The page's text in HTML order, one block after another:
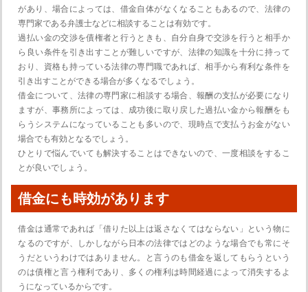
があり、場合によっては、借金自体がなくなることもあるので、法律の
専門家である弁護士などに相談することは有効です。
過払い金の交渉を債権者と行うときも、自分自身で交渉を行うと相手か
ら良い条件を引き出すことが難しいですが、法律の知識を十分に持って
おり、資格も持っている法律の専門職であれば、相手から有利な条件を
引き出すことができる場合が多くなるでしょう。
借金について、法律の専門家に相談する場合、報酬の支払が必要になり
ますが、事務所によっては、成功後に取り戻した過払い金から報酬をも
らうシステムになっていることも多いので、現時点で支払うお金がない
場合でも有効となるでしょう。
ひとりで悩んでいても解決することはできないので、一度相談をするこ
とが良いでしょう。
借金にも時効があります
借金は通常であれば「借りた以上は返さなくてはならない」という物に
なるのですが、しかしながら日本の法律ではどのような場合でも常にそ
うだというわけではありません。と言うのも借金を返してもらうという
のは債権と言う権利であり、多くの権利は時間経過によって消失するよ
うになっているからです。